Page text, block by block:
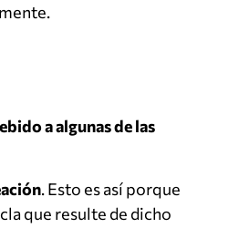
a algunas de las
. Esto es así porque
que resulte de dicho